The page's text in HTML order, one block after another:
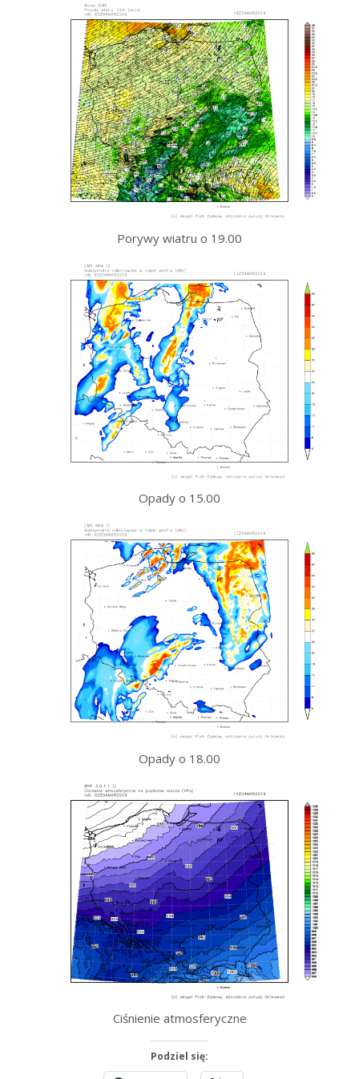
Porywy wiatru o 19.00
Opady o 15.00
Opady o 18.00
Ciśnienie atmosferyczne
Podziel się: